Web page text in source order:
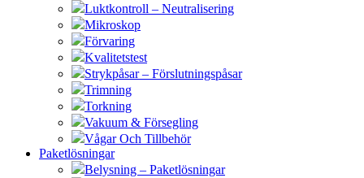
Luktkontroll – Neutralisering
Mikroskop
Förvaring
Kvalitetstest
Strykpåsar – Förslutningspåsar
Trimning
Torkning
Vakuum & Försegling
Vågar Och Tillbehör
Paketlösningar
Belysning – Paketlösningar